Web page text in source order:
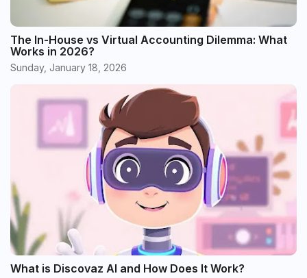
The In-House vs Virtual Accounting Dilemma: What
Works in 2026?
Sunday, January 18, 2026
What is Discovaz AI and How Does It Work?